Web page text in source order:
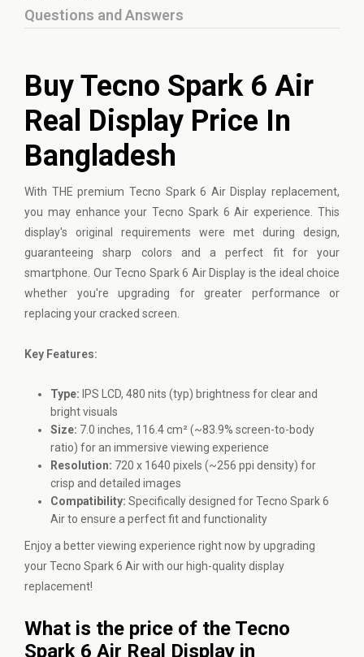
Questions and Answers
Buy Tecno Spark 6 Air
Real Display Price In
Bangladesh
With THE premium Tecno Spark 6 Air Display replacement,
you may enhance your Tecno Spark 6 Air experience. This
display's original requirements were met during design,
guaranteeing sharp colors and a perfect fit for your
smartphone. Our Tecno Spark 6 Air Display is the ideal choice
whether you're upgrading for greater performance or
replacing your cracked screen.
Key Features:
Type: IPS LCD, 480 nits (typ) brightness for clear and
bright visuals
Size: 7.0 inches, 116.4 cm² (~83.9% screen-to-body
ratio) for an immersive viewing experience
Resolution: 720 x 1640 pixels (~256 ppi density) for
crisp and detailed images
Compatibility: Specifically designed for Tecno Spark 6
Air to ensure a perfect fit and functionality
Enjoy a better viewing experience right now by upgrading
your Tecno Spark 6 Air with our high-quality display
replacement!
What is the price of the Tecno
Spark 6 Air Real Display in